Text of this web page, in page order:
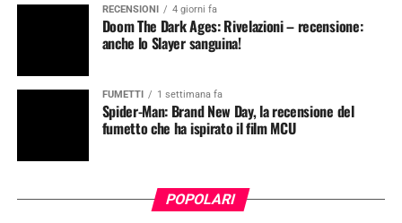
RECENSIONI 4 giorni fa
Doom The Dark Ages: Rivelazioni – recensione:
anche lo Slayer sanguina!
FUMETTI 1 settimana fa
Spider-Man: Brand New Day, la recensione del
fumetto che ha ispirato il film MCU
POPOLARI